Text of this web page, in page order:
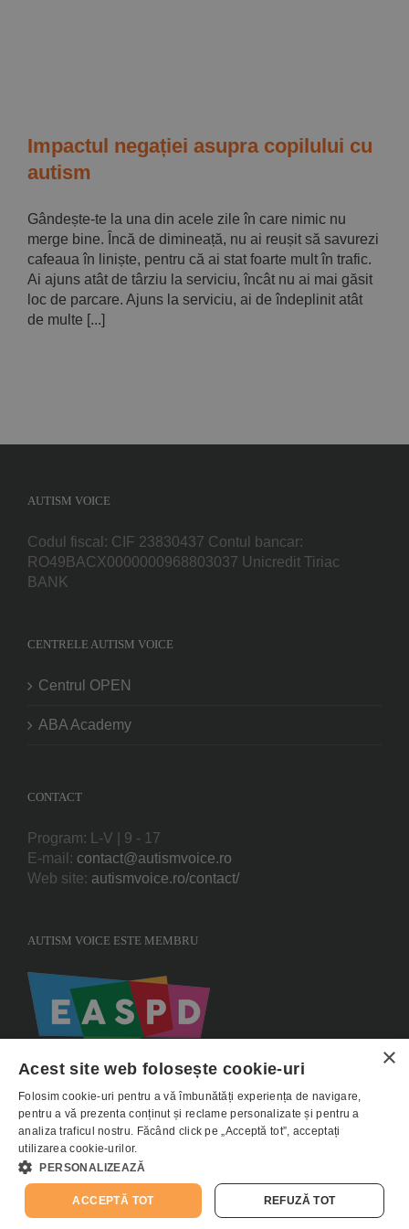
Impactul negației asupra copilului cu
autism
Gândește-te la una din acele zile în care nimic nu
merge bine. Încă de dimineață, nu ai reușit să savurezi
cafeaua în liniște, pentru că ai stat foarte mult în trafic.
Ai ajuns atât de târziu la serviciu, încât nu ai mai găsit
loc de parcare. Ajuns la serviciu, ai de îndeplinit atât
de multe [...]
AUTISM VOICE
Codul fiscal: CIF 23830437 Contul bancar:
RO49BACX0000000968803037 Unicredit Tiriac
BANK
CENTRELE AUTISM VOICE
Centrul OPEN
ABA Academy
CONTACT
Program: L-V | 9 - 17
E-mail: contact@autismvoice.ro
Web site: autismvoice.ro/contact/
AUTISM VOICE ESTE MEMBRU
Copyright 2015 AUTISMVOICE |
Cookie-uri|
E-
mail:
Facebook LinkedIn
Donează
×
Acest site web folosește cookie-uri
Folosim cookie-uri pentru a vă îmbunătăți experiența de navigare,
pentru a vă prezenta conținut și reclame personalizate și pentru a
analiza traficul nostru. Făcând click pe „Acceptă tot”, acceptați
utilizarea cookie-urilor.
PERSONALIZEAZĂ
ACCEPTĂ TOT REFUZĂ TOT